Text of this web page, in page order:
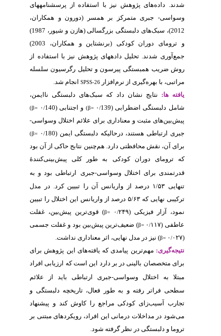
از پرسشنامه­های
و همکاران،
2012)، سبک‌های دلبستگی بزرگسالی (هازن و شیور، 1987)
و ترومای دوران کودکی (برنشتاین و همکاران، 2003)
با استفاده از
رگرسیون سلسله
ناایمن،
/۰ (β=
اختلال وسواسی-
/۰ (β=
حاکی از آن بود
پیش‌بینی‌کنندۀ
ارتباطی بود و به
را تبیین کرد. در مدل
این اختلال را تبیین
پیش‌بین، غفلت
و غفلت جسمی
این پژوهش برای
که ارزیابی افراد
باید از علائم
دلبستگی و
و پیشنهاد
مبتنی بر